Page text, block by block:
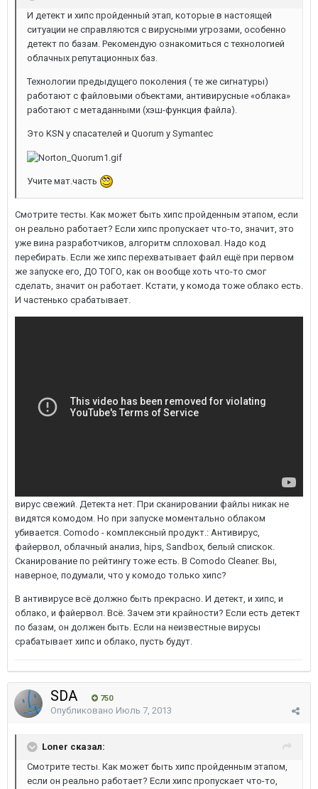
И детект и хипс пройденный этап, которые в настоящей
ситуации не справляются с вирусными угрозами, особенно
детект по базам. Рекомендую ознакомиться с технологией
облачных репутационных баз.
Технологии предыдущего поколения ( те же сигнатуры)
работают с файловыми объектами, антивирусные «облака»
работают с метаданными (хэш-функция файла).
Это KSN у спасателей и Quorum у Symantec
Учите мат.часть
Смотрите тесты. Как может быть хипс пройденным этапом, если
он реально работает? Если хипс пропускает что-то, значит, это
уже вина разработчиков, алгоритм сплоховал. Надо код
перебирать. Если же хипс перехватывает файл ещё при первом
же запуске его, ДО ТОГО, как он вообще хоть что-то смог
сделать, значит он работает. Кстати, у комода тоже облако есть.
И частенько срабатывает.
вирус свежий. Детекта нет. При сканировании файлы никак не
видятся комодом. Но при запуске моментально облаком
убивается. Comodo - комплексный продукт.: Антивирус,
файервол, облачный анализ, hips, Sandbox, белый спискок.
Сканирование по рейтингу тоже есть. В Comodo Cleaner. Вы,
наверное, подумали, что у комодо только хипс?
В антивирусе всё должно быть прекрасно. И детект, и хипс, и
облако, и файервол. Всё. Зачем эти крайности? Если есть детект
по базам, он должен быть. Если на неизвестные вирусы
срабатывает хипс и облако, пусть будут.
SDA 750
Опубликовано Июль 7, 2013
Loner сказал:
Смотрите тесты. Как может быть хипс пройденным этапом,
если он реально работает? Если хипс пропускает что-то,